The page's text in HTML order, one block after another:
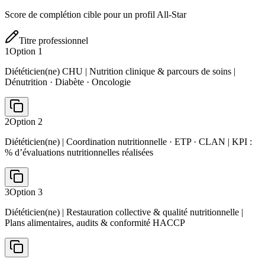
Score de complétion cible pour un profil All-Star
Titre professionnel
1Option 1
Diététicien(ne) CHU | Nutrition clinique & parcours de soins |
Dénutrition · Diabète · Oncologie
2Option 2
Diététicien(ne) | Coordination nutritionnelle · ETP · CLAN | KPI :
% d’évaluations nutritionnelles réalisées
3Option 3
Diététicien(ne) | Restauration collective & qualité nutritionnelle |
Plans alimentaires, audits & conformité HACCP